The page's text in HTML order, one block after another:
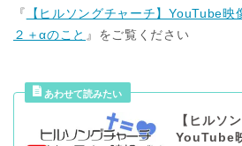
『
【ヒルソングチャーチ】YouTube映
２＋αのこと 』をご覧ください
【ヒルソ
YouTube